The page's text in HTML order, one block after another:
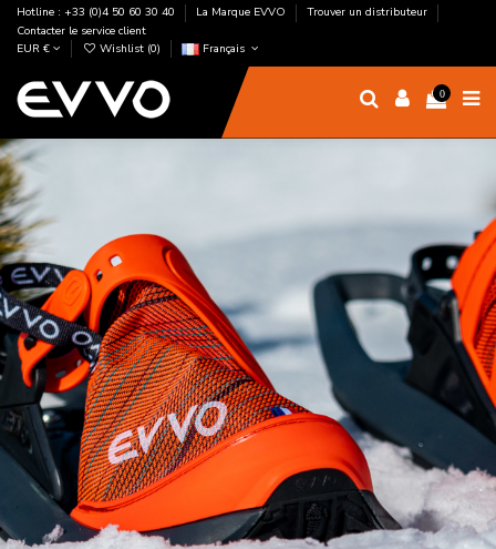
Hotline : +33 (0)4 50 60 30 40 La Marque EVVO
Trouver un distributeur
Contacter le service client
EUR €
Wishlist (0) Français
0